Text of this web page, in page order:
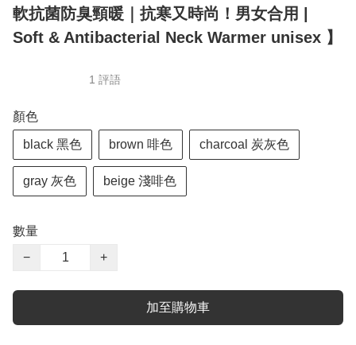
軟抗菌防臭頸暖｜抗寒又時尚！男女合用 |
Soft & Antibacterial Neck Warmer unisex 】
1 評語
顏色
black 黑色 brown 啡色 charcoal 炭灰色
gray 灰色 beige 淺啡色
數量
−
+
加至購物車